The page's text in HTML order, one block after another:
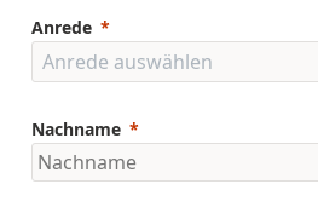
Anrede
Nachname